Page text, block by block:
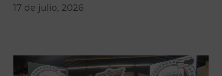
17 de julio, 2026